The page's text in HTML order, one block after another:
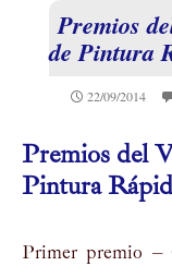
Premios
de Pintura
22/09/2014
Premios del
Pintura
Primer premio –